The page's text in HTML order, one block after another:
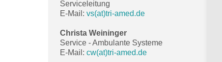
Serviceleitung
E-Mail: vs(at)tri-amed.de
Christa Weininger
Service - Ambulante Systeme
E-Mail: cw(at)tri-amed.de